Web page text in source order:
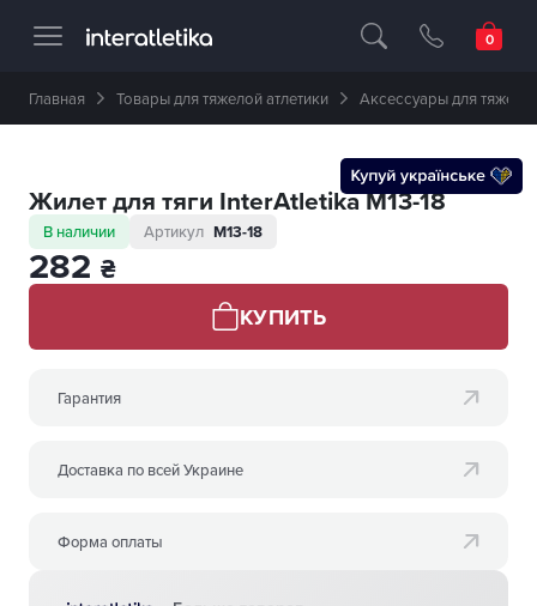
Професійне спортивне обладнання
Главная Товары для тяжелой атлетики Аксессуары для
Жилет для тяги InterAtletika M13-18
В наличии Артикул M13-18
282 ₴
КУПИТЬ
Гарантия
Доставка по всей Украине
Форма оплаты